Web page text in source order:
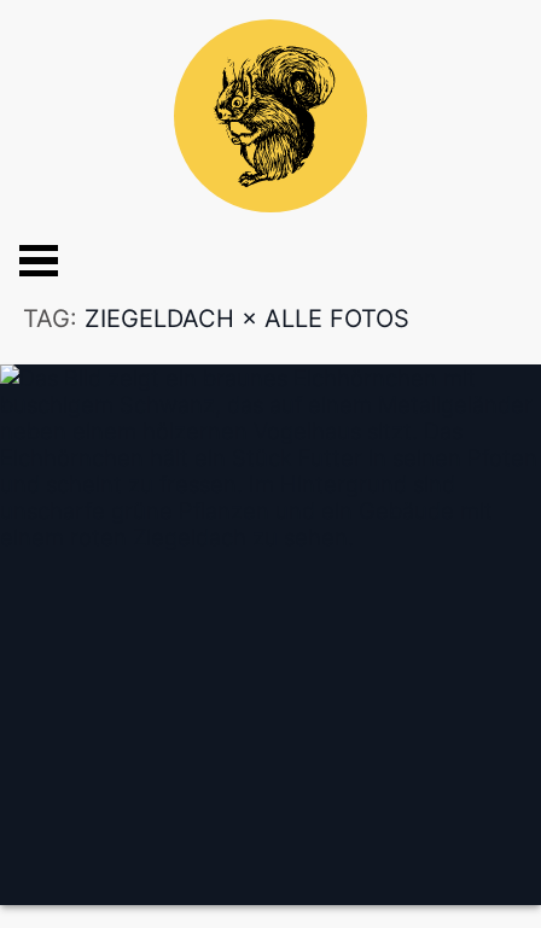
TAG: ZIEGELDACH × ALLE FOTOS